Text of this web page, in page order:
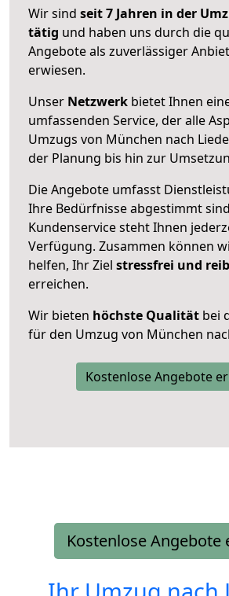
Wir sind seit 7 Jahren in der
tätig und haben uns durch die
Angebote als zuverlässiger
erwiesen.
Unser Netzwerk bietet Ihnen
umfassenden Service, der alle
Umzugs von München nach
der Planung bis hin zur
Die Angebote umfasst
Ihre Bedürfnisse abgestimmt
Kundenservice steht Ihnen
Verfügung. Zusammen können
helfen, Ihr Ziel stressfrei und
erreichen.
Wir bieten höchste Qualität bei
für den Umzug von München
Kostenlose Angebote
Kostenlose Angebote